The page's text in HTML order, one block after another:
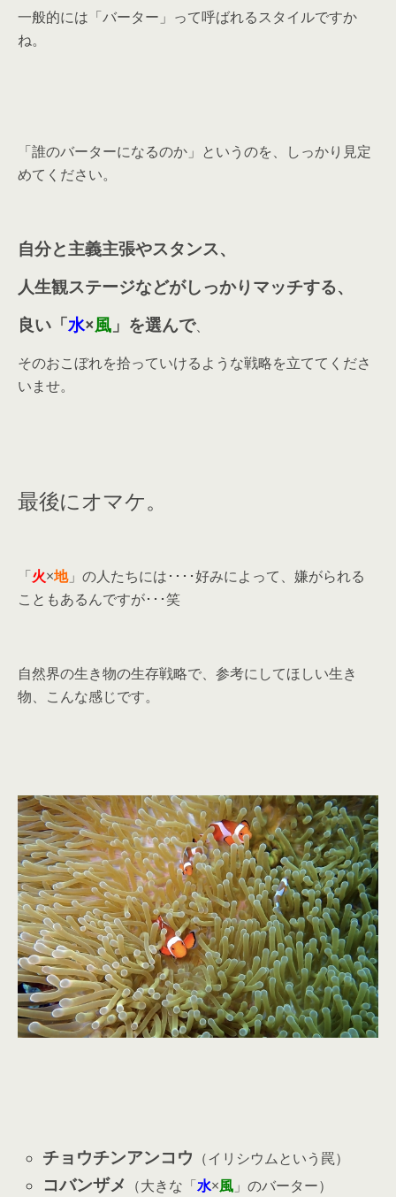
一般的には「バーター」って呼ばれるスタイルですか
ね。
「誰のバーターになるのか」というのを、しっかり見定
めてください。
自分と主義主張やスタンス、
人生観ステージなどがしっかりマッチする、
良い「水×風 」を選んで、
そのおこぼれを拾っていけるような戦略を立ててくださ
いませ。
最後にオマケ。
「火×地」の人たちには････好みによって、嫌がられる
こともあるんですが･･･笑
自然界の生き物の生存戦略で、参考にしてほしい生き
物、こんな感じです。
チョウチンアンコウ （イリシウムという罠）
コバンザメ （大きな「水×風 」のバーター）